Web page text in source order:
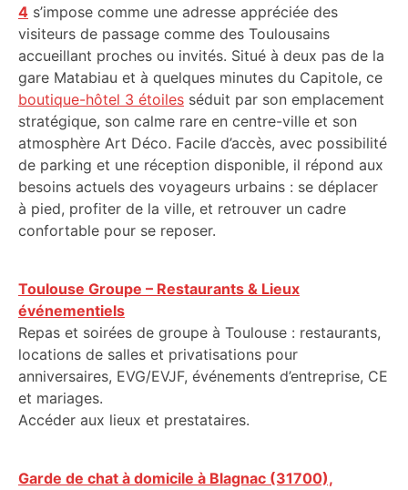
4 s’impose comme une adresse appréciée des
visiteurs de passage comme des Toulousains
accueillant proches ou invités. Situé à deux pas de la
gare Matabiau et à quelques minutes du Capitole, ce
boutique-hôtel 3 étoiles séduit par son emplacement
stratégique, son calme rare en centre-ville et son
atmosphère Art Déco. Facile d’accès, avec possibilité
de parking et une réception disponible, il répond aux
besoins actuels des voyageurs urbains : se déplacer
à pied, profiter de la ville, et retrouver un cadre
confortable pour se reposer.
Toulouse Groupe – Restaurants & Lieux
événementiels
Repas et soirées de groupe à Toulouse : restaurants,
locations de salles et privatisations pour
anniversaires, EVG/EVJF, événements d’entreprise, CE
et mariages.
Accéder aux lieux et prestataires.
Garde de chat à domicile à Blagnac (31700),